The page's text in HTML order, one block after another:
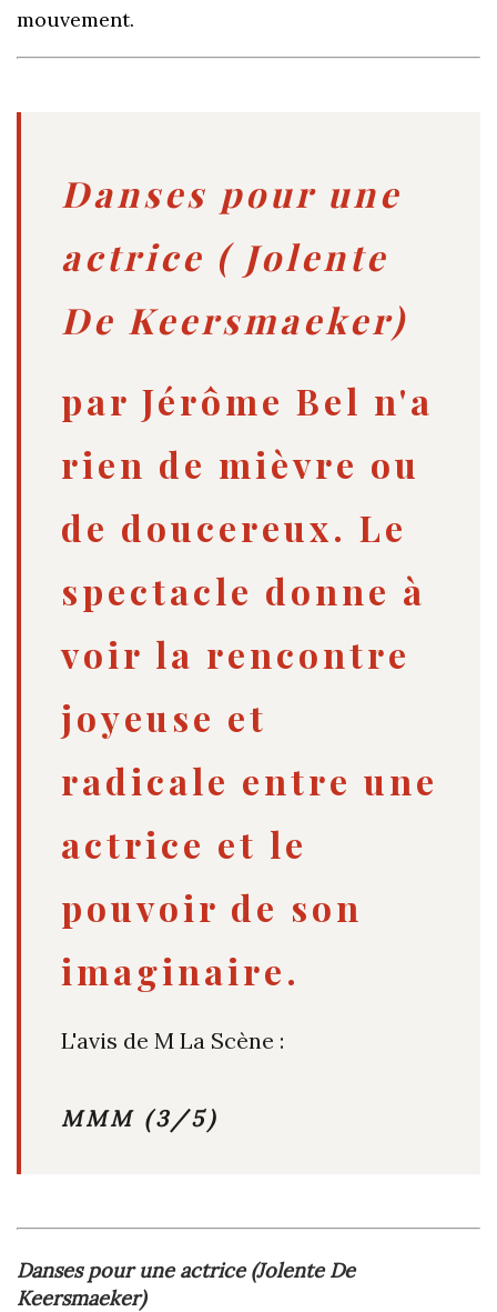
mouvement.
Danses pour une
actrice ( Jolente
De Keersmaeker)
par Jérôme Bel n'a
rien de mièvre ou
de doucereux. Le
spectacle donne à
voir la rencontre
joyeuse et
radicale entre une
actrice et le
pouvoir de son
imaginaire.
L'avis de M La Scène :
MMM (3/5)
Danses pour une actrice (Jolente De
Keersmaeker)